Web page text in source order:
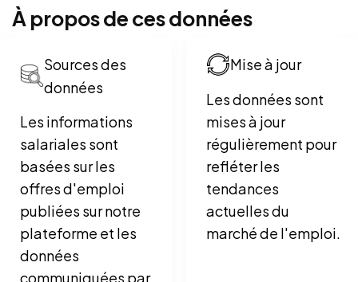
À propos de ces données
Sources des
données
Les informations
salariales sont
basées sur les
offres d'emploi
publiées sur notre
plateforme et les
données
communiquées par
Mise à jour
Les données sont
mises à jour
régulièrement pour
refléter les
tendances
actuelles du
marché de l'emploi.